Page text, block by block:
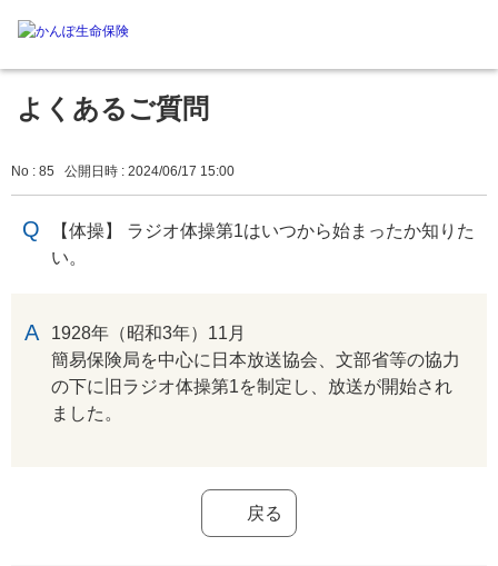
よくあるご質問
No : 85 公開日時 : 2024/06/17 15:00
【体操】 ラジオ体操第1はいつから始まったか知りた
い。
1928年（昭和3年）11月
簡易保険局を中心に日本放送協会、文部省等の協力
の下に旧ラジオ体操第1を制定し、放送が開始され
ました。
戻る